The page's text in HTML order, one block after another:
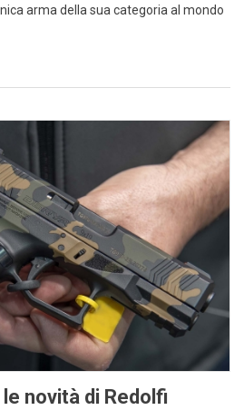
arma della sua categoria al mondo
novità di Redolfi